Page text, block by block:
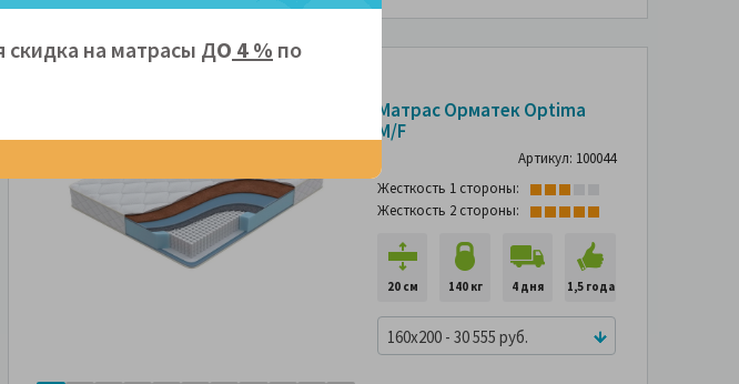
Матрас Орматек Optima
M/F
Артикул: 100044
Жесткость 1 стороны:
Жесткость 2 стороны:
20 см 140 кг 4 дня 1,5 года
160x200 - 30 555 руб.
скидка на матрасы ДО 4 % по